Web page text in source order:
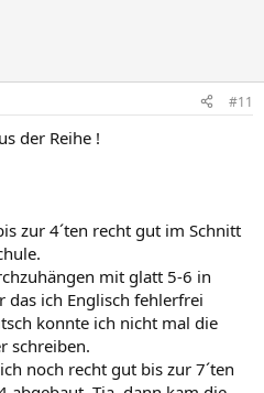
#11
der Reihe !
zur 4´ten recht gut im Schnitt
mit glatt 5-6 in
das ich Englisch fehlerfrei
konnte ich nicht mal die
schreiben.
noch recht gut bis zur 7´ten